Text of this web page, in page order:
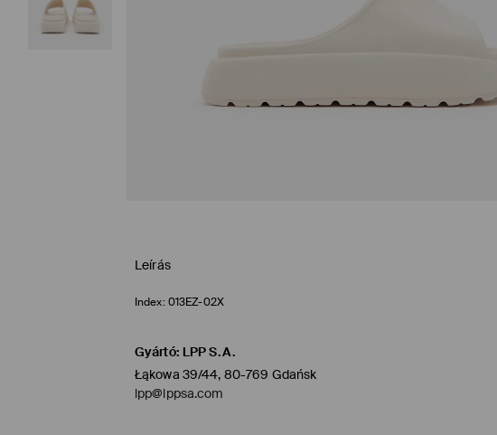
Leírás
Index: 013EZ-02X
Gyártó: LPP S.A.
Łąkowa 39/44, 80-769 Gdańsk
lpp@lppsa.com